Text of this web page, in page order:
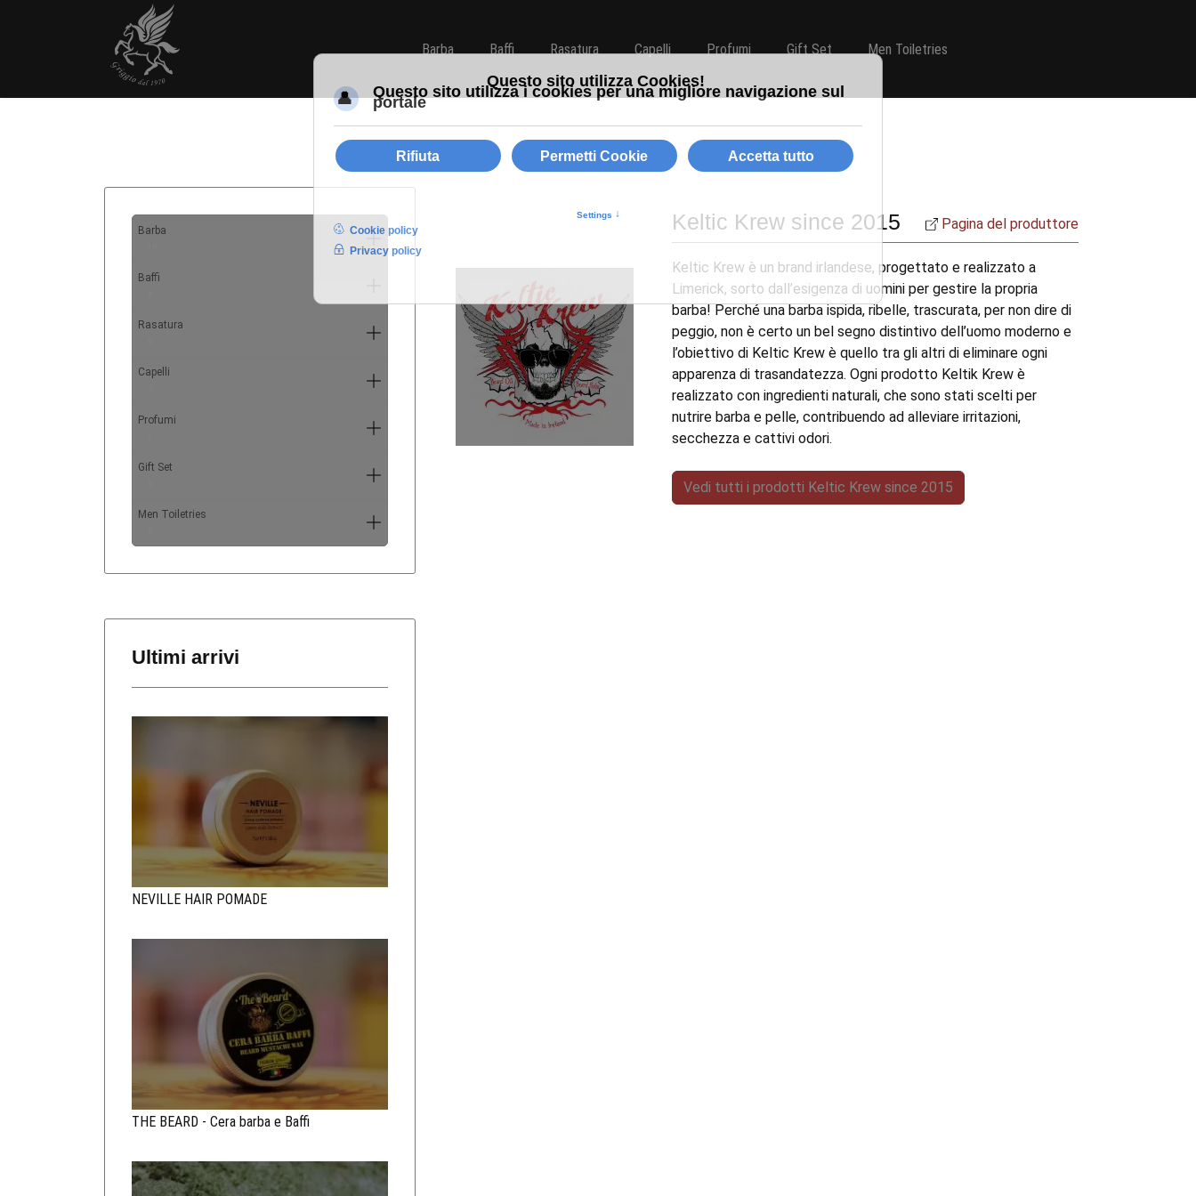
Barba Baffi Rasatura Capelli Profumi Gift Set Men Toiletries
Barba
Baffi
Rasatura
Capelli
Profumi
Gift Set
Men Toiletries
Ultimi arrivi
NEVILLE HAIR POMADE
THE BEARD - Cera barba e Baffi
Keltic Krew since 2015 Pagina del produttore
Keltic Krew è un brand irlandese, progettato e realizzato a
Limerick, sorto dall’esigenza di uomini per gestire la propria
barba! Perché una barba ispida, ribelle, trascurata, per non dire di
peggio, non è certo un bel segno distintivo dell’uomo moderno e
l’obiettivo di Keltic Krew è quello tra gli altri di eliminare ogni
apparenza di trasandatezza. Ogni prodotto Keltik Krew è
realizzato con ingredienti naturali, che sono stati scelti per
nutrire barba e pelle, contribuendo ad alleviare irritazioni,
secchezza e cattivi odori.
Vedi tutti i prodotti Keltic Krew since 2015